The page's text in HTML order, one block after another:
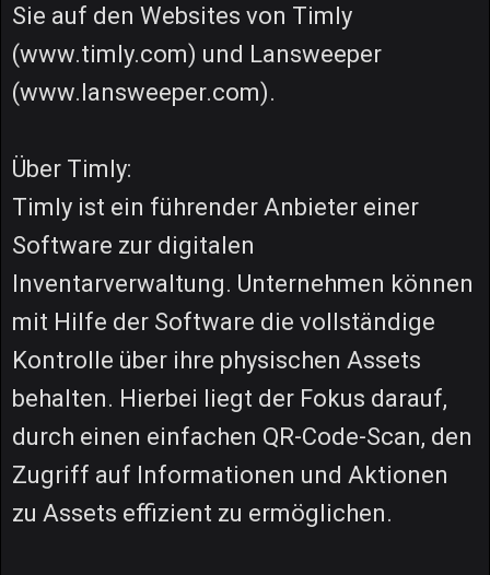
Sie auf den Websites von Timly
(www.timly.com) und Lansweeper
(www.lansweeper.com).
Über Timly:
Timly ist ein führender Anbieter einer
Software zur digitalen
Inventarverwaltung. Unternehmen können
mit Hilfe der Software die vollständige
Kontrolle über ihre physischen Assets
behalten. Hierbei liegt der Fokus darauf,
durch einen einfachen QR-Code-Scan, den
Zugriff auf Informationen und Aktionen
zu Assets effizient zu ermöglichen.